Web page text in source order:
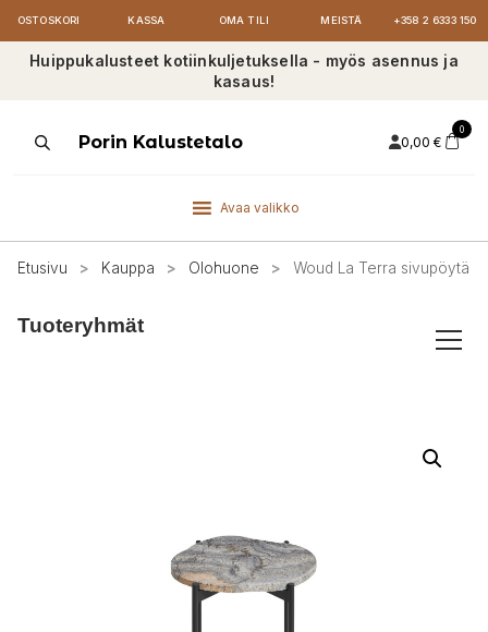
OSTOSKORI KASSA OMA TILI MEISTÄ +358 2 6333 150
Huippukalusteet kotiinkuljetuksella - myös asennus ja
kasaus!
ProductsPorin Kalustetalo 0,00 €
0
Avaa valikko
Etusivu > Kauppa > Olohuone > Woud La Terra sivupöytä
Tuoteryhmät